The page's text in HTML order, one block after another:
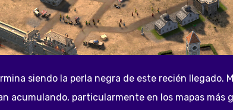
siendo la perla negra de este recién llegado.
acumulando, particularmente en los mapas más